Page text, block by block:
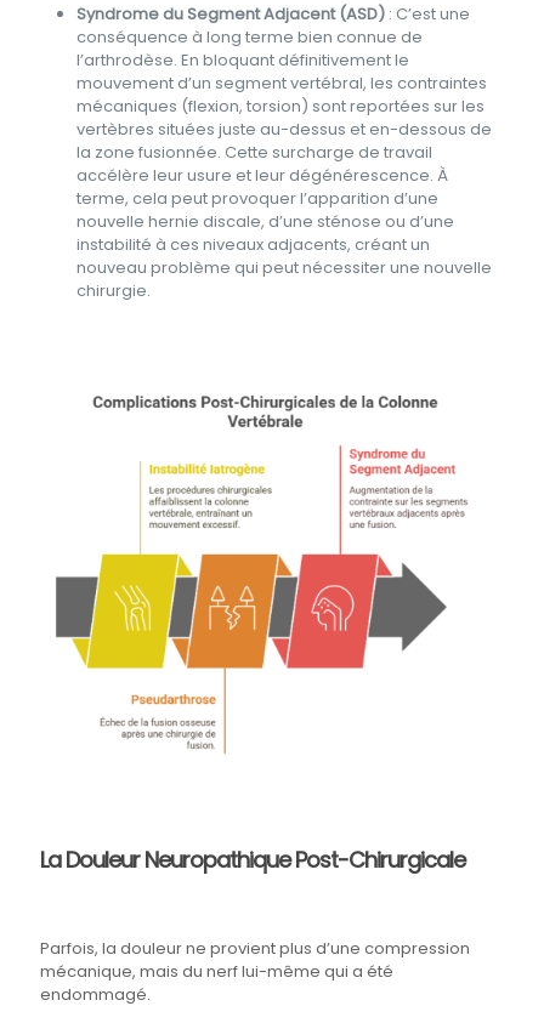
Syndrome du Segment Adjacent (ASD) : C’est une
conséquence à long terme bien connue de
l’arthrodèse. En bloquant définitivement le
mouvement d’un segment vertébral, les contraintes
mécaniques (flexion, torsion) sont reportées sur les
vertèbres situées juste au-dessus et en-dessous de
la zone fusionnée. Cette surcharge de travail
accélère leur usure et leur dégénérescence. À
terme, cela peut provoquer l’apparition d’une
nouvelle hernie discale, d’une sténose ou d’une
instabilité à ces niveaux adjacents, créant un
nouveau problème qui peut nécessiter une nouvelle
chirurgie.
La Douleur Neuropathique Post-Chirurgicale
Parfois, la douleur ne provient plus d’une compression
mécanique, mais du nerf lui-même qui a été
endommagé.